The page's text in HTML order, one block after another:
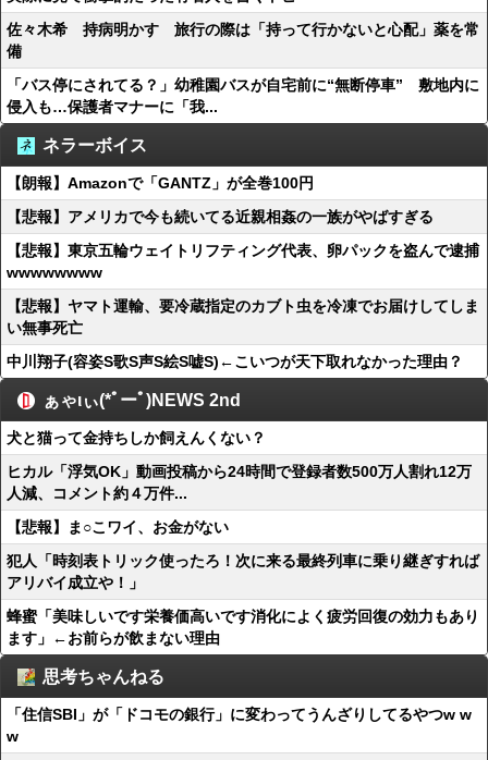
佐々木希 持病明かす 旅行の際は「持って行かないと心配」薬を常
備
「バス停にされてる？」幼稚園バスが自宅前に“無断停車” 敷地内に
侵入も…保護者マナーに「我...
ネラーボイス
【朗報】Amazonで「GANTZ」が全巻100円
【悲報】アメリカで今も続いてる近親相姦の一族がやばすぎる
【悲報】東京五輪ウェイトリフティング代表、卵パックを盗んで逮捕
wwwwwwww
【悲報】ヤマト運輸、要冷蔵指定のカブト虫を冷凍でお届けしてしま
い無事死亡
中川翔子(容姿S歌S声S絵S嘘S)←こいつが天下取れなかった理由？
ぁゃιぃ(*ﾟーﾟ)NEWS 2nd
犬と猫って金持ちしか飼えんくない？
ヒカル「浮気OK」動画投稿から24時間で登録者数500万人割れ12万
人減、コメント約４万件...
【悲報】ま○こワイ、お金がない
犯人「時刻表トリック使ったろ！次に来る最終列車に乗り継ぎすれば
アリバイ成立や！」
蜂蜜「美味しいです栄養価高いです消化によく疲労回復の効力もあり
ます」←お前らが飲まない理由
思考ちゃんねる
「住信SBI」が「ドコモの銀行」に変わってうんざりしてるやつw w
w